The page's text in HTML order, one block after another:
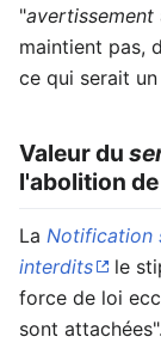
"avertissement
maintient pas,
ce qui serait
Valeur du
l'abolition
La Notification
interdits
le
force de loi
sont